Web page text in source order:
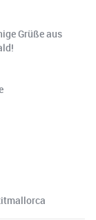
Grüße aus